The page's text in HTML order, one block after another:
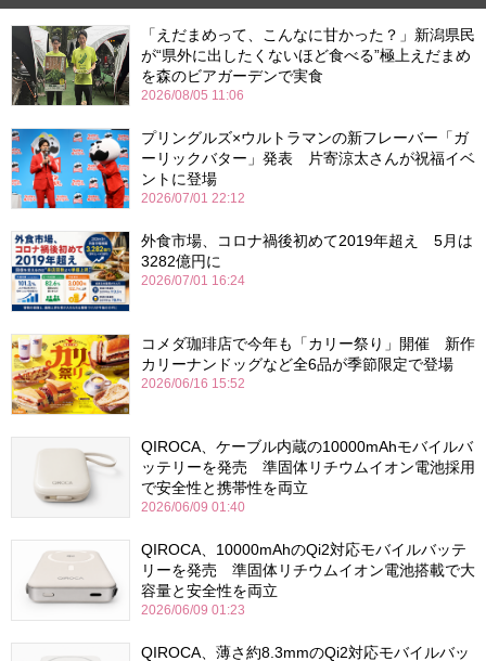
「えだまめって、こんなに甘かった？」新潟県民
が“県外に出したくないほど食べる”極上えだまめ
を森のビアガーデンで実食
2026/08/05 11:06
プリングルズ×ウルトラマンの新フレーバー「ガ
ーリックバター」発表 片寄涼太さんが祝福イベ
ントに登場
2026/07/01 22:12
外食市場、コロナ禍後初めて2019年超え 5月は
3282億円に
2026/07/01 16:24
コメダ珈琲店で今年も「カリー祭り」開催 新作
カリーナンドッグなど全6品が季節限定で登場
2026/06/16 15:52
QIROCA、ケーブル内蔵の10000mAhモバイルバ
ッテリーを発売 準固体リチウムイオン電池採用
で安全性と携帯性を両立
2026/06/09 01:40
QIROCA、10000mAhのQi2対応モバイルバッテ
リーを発売 準固体リチウムイオン電池搭載で大
容量と安全性を両立
2026/06/09 01:23
QIROCA、薄さ約8.3mmのQi2対応モバイルバッ